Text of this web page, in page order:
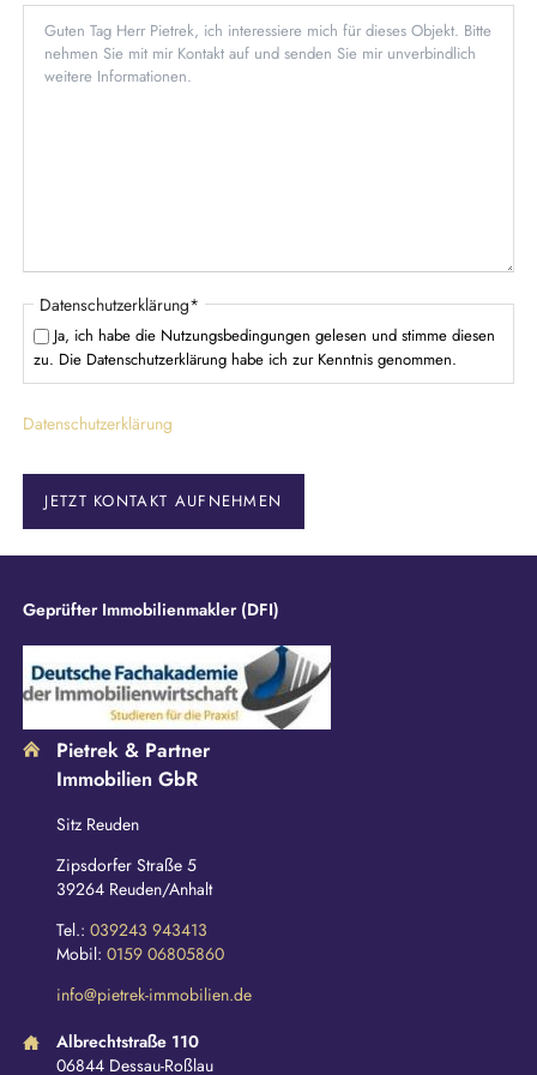
d
f
P
f
l
h
f
e
Datenschutzerklärung*
Ja, ich habe die Nutzungsbedingungen gelesen und stimme diesen
zu. Die Datenschutzerklärung habe ich zur Kenntnis genommen.
Datenschutzerklärung
JETZT KONTAKT AUFNEHMEN
Geprüfter Immobilienmakler (DFI)
Pietrek & Partner
Immobilien GbR
Sitz Reuden
Zipsdorfer Straße 5
39264 Reuden/Anhalt
Tel.: 039243 943413
Mobil: 0159 06805860
info@pietrek-immobilien.de
Albrechtstraße 110
06844 Dessau-Roßlau